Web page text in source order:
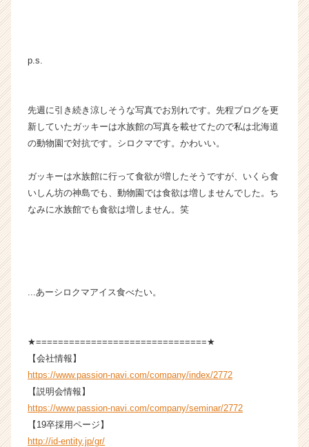
p.s.
先週に引き続き涼しそうな写真でお別れです。先程ブログを更
新していたガッキーは水族館の写真を載せてたので私は北海道
の動物園で対抗です。シロクマです。かわいい。
ガッキーは水族館に行って食欲が増したそうですが、いくら食
いしん坊の神島でも、動物園では食欲は増しませんでした。ち
なみに水族館でも食欲は増しません。笑
...あーシロクマアイス食べたい。
★===============================★
【会社情報】
https://www.passion-navi.com/company/index/2772
【説明会情報】
https://www.passion-navi.com/company/seminar/2772
【19卒採用ページ】
http://id-entity.jp/gr/